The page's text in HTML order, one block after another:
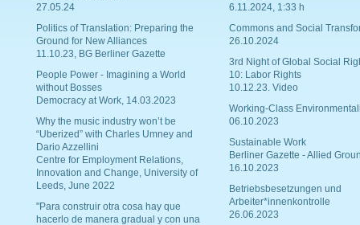
27.05.24
Politics of Translation: Preparing the
Ground for New Alliances
11.10.23, BG Berliner Gazette
People Power - Imagining a World
without Bosses
Democracy at Work, 14.03.2023
Why the music industry won’t be
“Uberized” with Charles Umney and
Dario Azzellini
Centre for Employment Relations,
Innovation and Change, University of
Leeds, June 2022
"Para construir otra cosa hay que
hacerlo de manera gradual y con una
6.11.2024, 1:33 h
Commons and Social
26.10.2024
3rd Night of Global Social
10: Labor Rights
10.12.23. Video
Working-Class
06.10.2023
Sustainable Work
Berliner Gazette - Allied
16.10.2023
Betriebsbesetzungen und
Arbeiter*innenkontrolle
26.06.2023